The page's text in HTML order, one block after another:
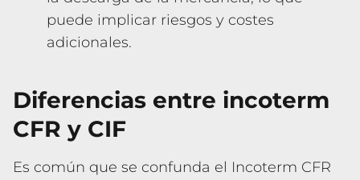
puede implicar riesgos y costes
adicionales.
Diferencias entre incoterm
CFR y CIF
Es común que se confunda el Incoterm CFR